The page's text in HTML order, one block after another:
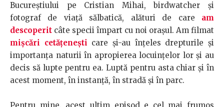
Bucureștiului pe Cristian Mihai, birdwatcher și
fotograf de viață sălbatică, alături de care am
descoperit câte specii împart cu noi orașul. Am filmat
mișcări cetățenești care și-au înțeles drepturile și
importanța naturii în apropierea locuințelor lor și au
decis să lupte pentru ea. Luptă pentru asta chiar și în
acest moment, în instanță, în stradă și în parc.